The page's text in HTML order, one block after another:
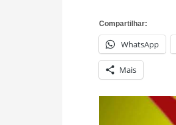
Compartilhar:
WhatsApp
Mais